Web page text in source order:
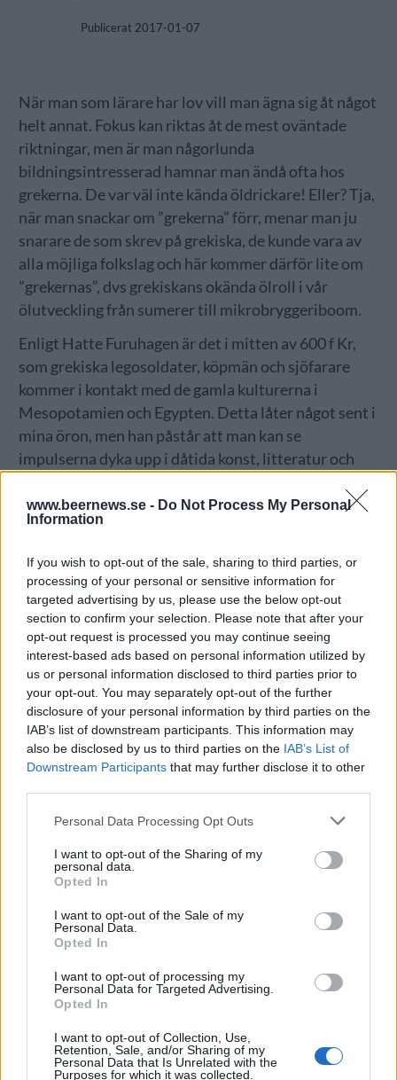
www.beernews.se - Do Not Process My Personal
Information
If you wish to opt-out of the sale, sharing to third parties, or
processing of your personal or sensitive information for
targeted advertising by us, please use the below opt-out
section to confirm your selection. Please note that after your
opt-out request is processed you may continue seeing
interest-based ads based on personal information utilized by
us or personal information disclosed to third parties prior to
your opt-out. You may separately opt-out of the further
disclosure of your personal information by third parties on the
IAB’s list of downstream participants. This information may
also be disclosed by us to third parties on the IAB’s List of
Downstream Participants that may further disclose it to other
Personal Data Processing Opt Outs
I want to opt-out of the Sharing of my
personal data.
Opted In
I want to opt-out of the Sale of my
Personal Data.
Opted In
I want to opt-out of processing my
Personal Data for Targeted Advertising.
Opted In
I want to opt-out of Collection, Use,
Retention, Sale, and/or Sharing of my
Personal Data that Is Unrelated with the
Purposes for which it was collected.
Publicerat 2017-01-07
När man som lärare har lov vill man ägna sig åt något
helt annat. Fokus kan riktas åt de mest oväntade
riktningar, men är man någorlunda
bildningsintresserad hamnar man ändå ofta hos
grekerna. De var väl inte kända öldrickare! Eller? Tja,
när man snackar om ”grekerna” förr, menar man ju
snarare de som skrev på grekiska, de kunde vara av
alla möjliga folkslag och här kommer därför lite om
”grekernas”, dvs grekiskans okända ölroll i vår
ölutveckling från sumerer till mikrobryggeriboom.
Enligt Hatte Furuhagen är det i mitten av 600 f Kr,
som grekiska legosoldater, köpmän och sjöfarare
kommer i kontakt med de gamla kulturerna i
Mesopotamien och Egypten. Detta låter något sent i
mina öron, men han påstår att man kan se
impulserna dyka upp i dåtida konst, litteratur och
från i mellanöstern, prästerna aldrig någon
maktposition, enligt Hatte. Detta talar för att den
påstår hade präst- eller tempelstatus, ej var av rent
grekisk härkomst. Stammen är kulturellt intressant
och ölkopplingar finns, men mer om dem en annan
gång.
omnämner vid denna tid kornvin som något bekant
för grekerna.